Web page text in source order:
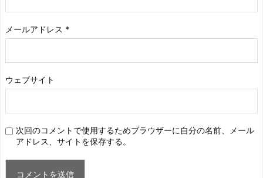
メールアドレス *
ウェブサイト
次回のコメントで使用するためブラウザーに自分の名前、メール
アドレス、サイトを保存する。